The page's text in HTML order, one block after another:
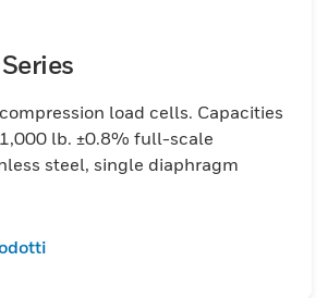
load cells. Capacities
lb. ±0.8% full-scale
steel, single diaphragm